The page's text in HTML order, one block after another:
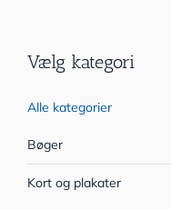
Vælg kategori
Alle kategorier
Bøger
Kort og plakater